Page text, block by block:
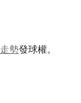
走勢發球權。